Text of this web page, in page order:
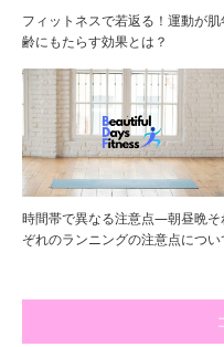
フィットネスで若返る！運動が肌
齢にもたらす効果とは？
時間帯で異なる注意点―朝昼晩そ
ぞれのランニングの注意点につい